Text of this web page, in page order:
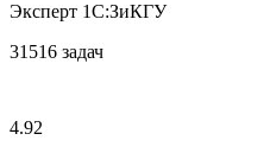
Эксперт 1С:ЗиКГУ
31516 задач
4.92